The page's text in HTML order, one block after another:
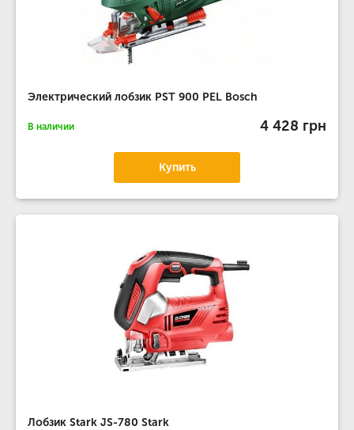
Электрический лобзик PST 900 PEL Bosch
В наличии 4 428 грн
Купить
Лобзик Stark JS-780 Stark